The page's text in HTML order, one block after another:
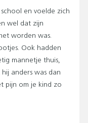
en voelde zich
wel dat zijn
worden was.
Ook hadden
mannetje thuis,
anders was dan
pijn om je kind zo